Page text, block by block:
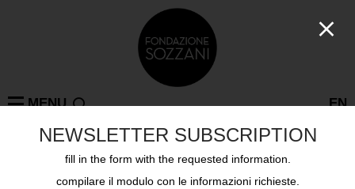
EN
MENU
It seems we can’t find what you’re looking for.
NEWSLETTER SUBSCRIPTION
fill in the form with the requested information.
compilare il modulo con le informazioni richieste.